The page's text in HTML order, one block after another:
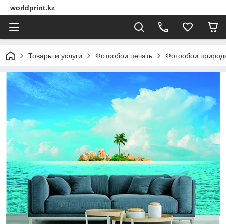
worldprint.kz
Товары и услуги Фотообои печать Фотообои